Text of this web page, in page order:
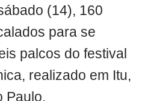
(14), 160
para se
palcos do festival
realizado em Itu,
Paulo.